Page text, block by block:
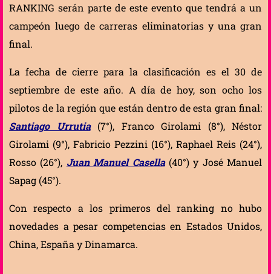
RANKING serán parte de este evento que tendrá a un
campeón luego de carreras eliminatorias y una gran
final.
La fecha de cierre para la clasificación es el 30 de
septiembre de este año. A día de hoy, son ocho los
pilotos de la región que están dentro de esta gran final:
Santiago Urrutia(7°), Franco Girolami (8°), Néstor
Girolami (9°), Fabricio Pezzini (16°), Raphael Reis (24°),
Rosso (26°), Juan Manuel Casella(40°) y José Manuel
Sapag (45°).
Con respecto a los primeros del ranking no hubo
novedades a pesar competencias en Estados Unidos,
China, España y Dinamarca.